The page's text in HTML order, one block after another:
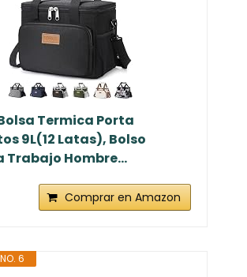
Termica Porta
9L(12 Latas), Bolso
Trabajo Hombre...
Comprar en Amazon
6